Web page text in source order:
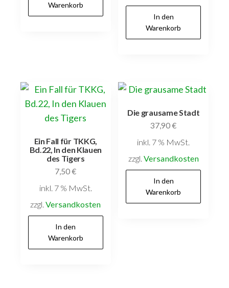
Warenkorb
In den
Warenkorb
Ein Fall für TKKG,
Bd.22, In den Klauen
des Tigers
7,50€
inkl. 7 % MwSt.
zzgl.Versandkosten
In den
Warenkorb
Die grausame Stadt
37,90€
inkl. 7 % MwSt.
zzgl. Versandkosten
In den
Warenkorb